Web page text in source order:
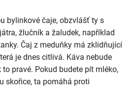
bylinkové čaje, obzvlášť ty s
žlučník a žaludek, například
Čaj z meduňky má zklidňující
je dnes citlivá. Káva nebude
pravé. Pokud budete pít mléko,
skořice, ta pomáhá proti